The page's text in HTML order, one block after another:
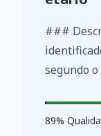
###
segundo o
2), tipo
Métricas:
89%
89%